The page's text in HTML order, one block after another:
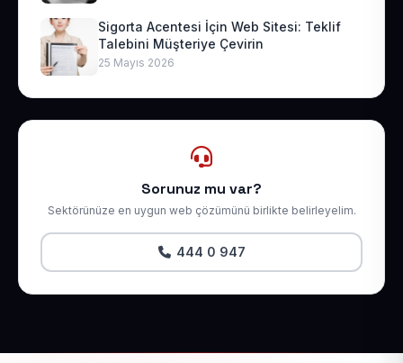
Sigorta Acentesi İçin Web Sitesi: Teklif
Talebini Müşteriye Çevirin
25 Mayıs 2026
Sorunuz mu var?
Sektörünüze en uygun web çözümünü birlikte belirleyelim.
444 0 947